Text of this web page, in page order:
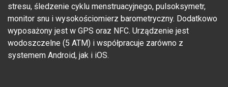
stresu, śledzenie cyklu menstruacyjnego, pulsoksymetr,
monitor snu i wysokościomierz barometryczny. Dodatkowo
wyposażony jest w GPS oraz NFC. Urządzenie jest
wodoszczelne (5 ATM) i współpracuje zarówno z
systemem Android, jak i iOS.